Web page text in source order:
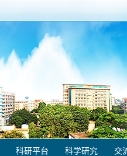
科研平台 科学研究 交